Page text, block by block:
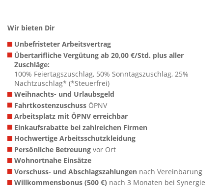
Wir bieten Dir
Unbefristeter Arbeitsvertrag
Übertarifliche Vergütung ab 20,00 €/Std. plus aller
Zuschläge:
100% Feiertagszuschlag, 50% Sonntagszuschlag, 25%
Nachtzuschlag* (*Steuerfrei)
Weihnachts- und Urlaubsgeld
Fahrtkostenzuschuss ÖPNV
Arbeitsplatz mit ÖPNV erreichbar
Einkaufsrabatte bei zahlreichen Firmen
Hochwertige Arbeitsschutzkleidung
Persönliche Betreuung vor Ort
Wohnortnahe Einsätze
Vorschuss- und Abschlagszahlungen nach Vereinbarung
Willkommensbonus (500 €) nach 3 Monaten bei Synergie